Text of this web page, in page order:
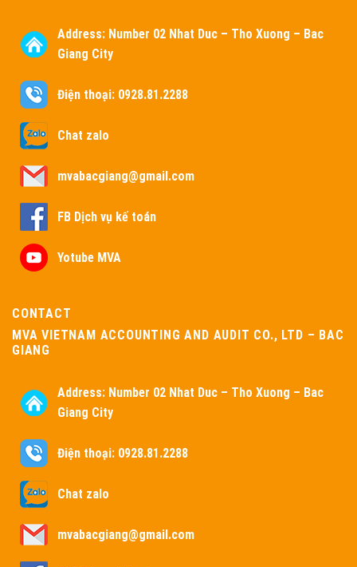
Address: Number 02 Nhat Duc – Tho Xuong – Bac
Giang City
Điện thoại: 0928.81.2288
Chat zalo
mvabacgiang@gmail.com
FB Dịch vụ kế toán
Yotube MVA
CONTACT
MVA VIETNAM ACCOUNTING AND AUDIT CO., LTD – BAC
GIANG
Address: Number 02 Nhat Duc – Tho Xuong – Bac
Giang City
Điện thoại: 0928.81.2288
Chat zalo
mvabacgiang@gmail.com